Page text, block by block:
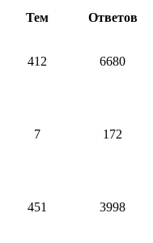
Тем Ответов
412 6680
7 172
451 3998